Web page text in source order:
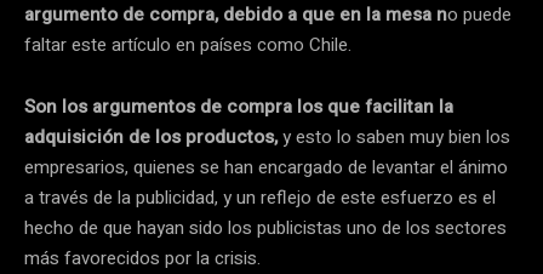
argumento de compra, debido a que en la mesa no puede
faltar este artículo en países como Chile.
Son los argumentos de compra los que facilitan la
adquisición de los productos,y esto lo saben muy bien los
empresarios, quienes se han encargado de levantar el ánimo
a través de la publicidad, y un reflejo de este esfuerzo es el
hecho de que hayan sido los publicistas uno de los sectores
más favorecidos por la crisis.